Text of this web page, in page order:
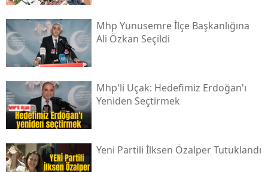
Mhp Yunusemre İlçe Başkanlığına
Ali Özkan Seçildi
Mhp'li Uçak: Hedefimiz Erdoğan'ı
Yeniden Seçtirmek
Yeni̇ Partili İlksen Özalper Tutuklandı